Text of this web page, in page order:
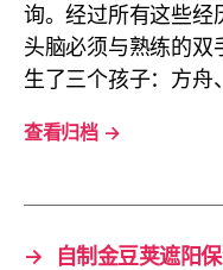
询。经过所有这些经
头脑必须与熟练的双
生了三个孩子：方舟
查看归档 →
→
自制金豆荚遮阳